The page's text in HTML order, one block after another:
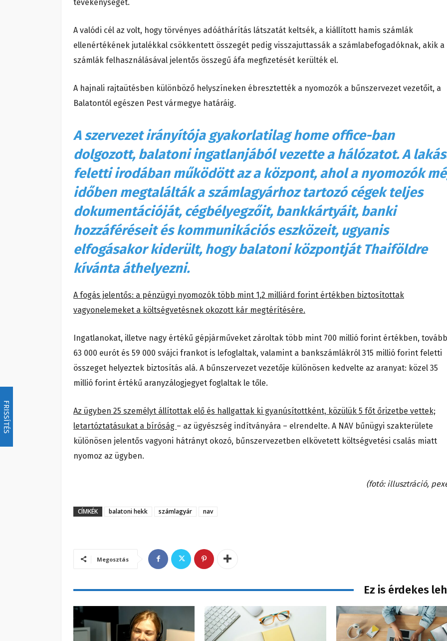
FRISSÍTÉS
tevékenységet.
A valódi cél az volt, hogy törvényes adóáthárítás látszatát keltsék, a kiállított hamis számlák
ellenértékének jutalékkal csökkentett összegét pedig visszajuttassák a számlabefogadóknak, akik a
számlák felhasználásával jelentős összegű áfa megfizetését kerülték el.
A hajnali rajtaütésben különböző helyszíneken ébresztették a nyomozók a bűnszervezet vezetőit, a
Balatontól egészen Pest vármegye határáig.
A szervezet irányítója gyakorlatilag home office-ban
dolgozott, balatoni ingatlanjából vezette a hálózatot. A
feletti irodában működött az a központ, ahol a nyomozók
időben megtalálták a számlagyárhoz tartozó cégek teljes
dokumentációját, cégbélyegzőit, bankkártyáit, banki
hozzáféréseit és kommunikációs eszközeit, ugyanis
elfogásakor kiderült, hogy balatoni központját Thaiföldre
kívánta áthelyezni.
A fogás jelentős: a pénzügyi nyomozók több mint 1,2 milliárd forint értékben biztosítottak
vagyonelemeket a költségvetésnek okozott kár megtérítésére.
Ingatlanokat, illetve nagy értékű gépjárműveket zároltak több mint 700 millió forint értékben,
63 000 eurót és 59 000 svájci frankot is lefoglaltak, valamint a bankszámlákról 315 millió forint feletti
összeget helyeztek biztosítás alá. A bűnszervezet vezetője különösen kedvelte az aranyat: közel 35
millió forint értékű aranyzálogjegyet foglaltak le tőle.
Az ügyben 25 személyt állítottak elő és hallgattak ki gyanúsítottként, közülük 5 főt őrizetbe vettek;
letartóztatásukat a bíróság – az ügyészség indítványára – elrendelte. A NAV bűnügyi szakterülete
különösen jelentős vagyoni hátrányt okozó, bűnszervezetben elkövetett költségvetési csalás miatt
nyomoz az ügyben.
(fotó: illusztráció,
CÍMKÉK balatoni hekk számlagyár nav
Megosztás
Ez is érdekes